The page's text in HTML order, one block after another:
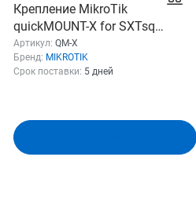
Крепление MikroTik
quickMOUNT-X for SXTsq
products QM-X
Артикул: QM-X
Бренд: MIKROTIK
Срок поставки: 5 дней